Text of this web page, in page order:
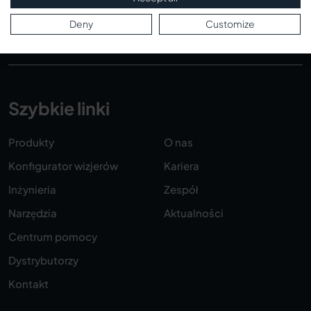
Obowiązuje naszapolityka prywatności.
Szybkie linki
Produkty
Konfigurator wizjerów
Inżynieria
Narzędzia
Centrum pomocy
O nas
Kariera
Zespół
Aktualności
Dystrybutorzy
Kontakt
Deny Customize